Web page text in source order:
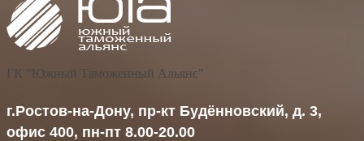
ГК "Южный Таможенный Альянс"
г.Ростов-на-Дону, пр-кт Будённовский, д. 3,
офис 400, пн-пт 8.00-20.00